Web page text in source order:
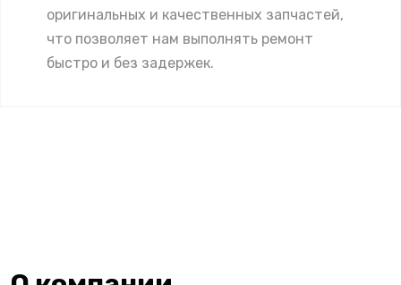
оригинальных и качественных запчастей,
что позволяет нам выполнять ремонт
быстро и без задержек.